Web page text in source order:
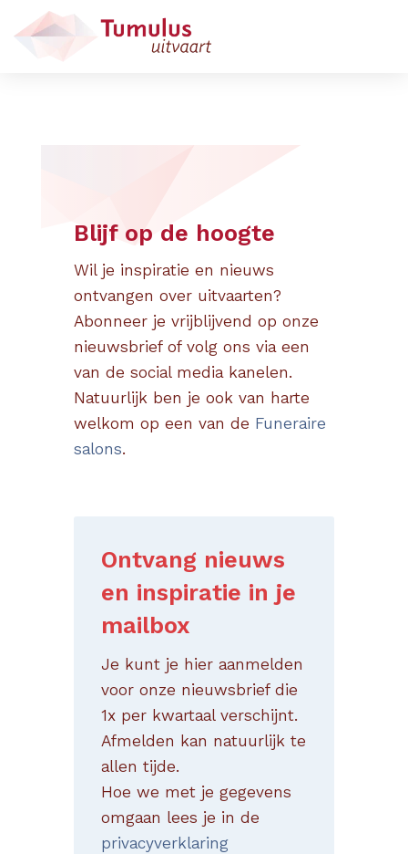
Blijf op de hoogte
Wil je inspiratie en nieuws
ontvangen over uitvaarten?
Abonneer je vrijblijvend op onze
nieuwsbrief of volg ons via een
van de social media kanelen.
Natuurlijk ben je ook van harte
welkom op een van de Funeraire
salons.
Ontvang nieuws
en inspiratie in je
mailbox
Je kunt je hier aanmelden
voor onze nieuwsbrief die
1x per kwartaal verschijnt.
Afmelden kan natuurlijk te
allen tijde.
Hoe we met je gegevens
omgaan lees je in de
privacyverklaring